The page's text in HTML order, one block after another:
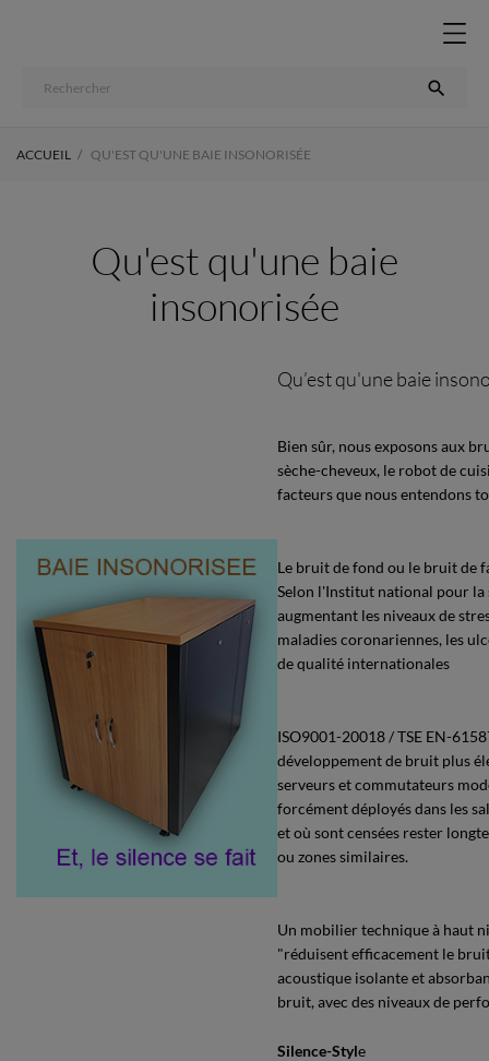

ACCUEIL QU'EST QU'UNE BAIE INSONORISÉE
Qu'est qu'une baie
insonorisée
Qu’est qu'une baie
Bien sûr, nous exposons aux
sèche-cheveux, le robot de
facteurs que nous entendons
Le bruit de fond ou le bruit de
Selon l'Institut national pour la
augmentant les niveaux de
maladies coronariennes, les
de qualité internationales
ISO9001-20018 / TSE EN-
développement de bruit plus
serveurs et commutateurs
forcément déployés dans les
et où sont censées rester
ou zones similaires.
Un mobilier technique à haut
"réduisent efficacement le
acoustique isolante et
bruit, avec des niveaux de
Silence-Style